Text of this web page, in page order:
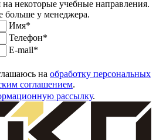
на некоторые учебные направления.
больше у менеджера.
Имя*
Телефон*
E-mail*
на обработку персональных
соглашением.
рассылку.